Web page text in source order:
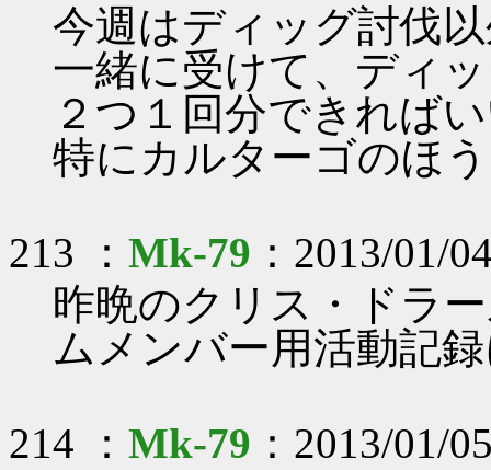
今週はディッグ討伐
一緒に受けて、ディ
２つ１回分できれば
特にカルターゴのほ
213 ： Mk-79 ：2013/01/
昨晩のクリス・ドラ
ムメンバー用活動記
214 ： Mk-79 ：2013/01/